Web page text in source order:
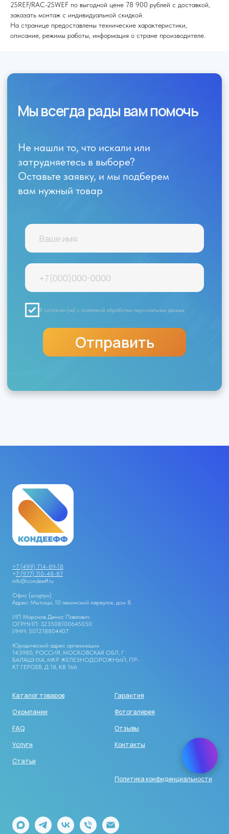
25REF/RAC-25WEF по выгодной цене 78 900 рублей с доставкой,
заказать монтаж с индивидуальной скидкой.
На странице предоставлены технические характеристики,
описание, режимы работы, информация о стране производителе.
+7 (499) 714-89-18
+7 (977) 110-48-87
info@condeeff.ru
Офис (шоурум)
Адрес: Мытищи, 10 ленинский переулок, дом 8.
ИП Миронов Денис Павлович
ОГРНИП: 323508100645050
ИНН: 501218804407
Юридический адрес организации
143980, РОССИЯ, МОСКОВСКАЯ ОБЛ, Г
БАЛАШИХА, МКР ЖЕЛЕЗНОДОРОЖНЫЙ, ПР-
КТ ГЕРОЕВ, Д 18, КВ 166
Каталог товаров
О компании
FAQ
Услуги
Статьи
Гарантия
Фотогалерея
Отзывы
Контакты
Политика конфиденциальности